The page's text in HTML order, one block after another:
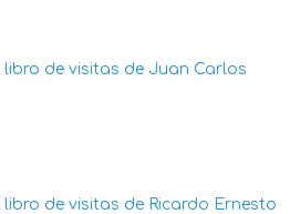
libro de visitas de Juan Carlos
libro de visitas de Ricardo Ernesto